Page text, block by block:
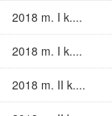
2018 m. I k....
2018 m. I k....
2018 m. II k....